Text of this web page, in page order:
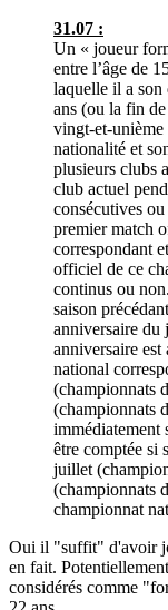
31.07 :
Un « joueur
entre l’âge de
laquelle il a son
ans (ou la fin
vingt-et-unième
nationalité et
plusieurs clubs
club actuel
consécutives
premier match
correspondant
officiel de ce
continus ou
saison
anniversaire du
anniversaire
national
(championnats
(championnats
immédiatement
être comptée si
juillet
(championnats
championnat
Oui il "suffit" d'avoir
en fait.
considérés comme